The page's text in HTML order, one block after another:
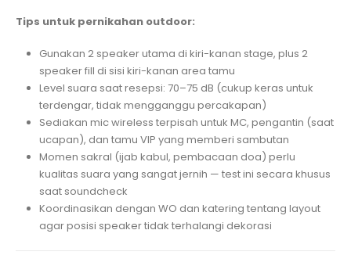
Tips untuk pernikahan outdoor:
Gunakan 2 speaker utama di kiri-kanan stage, plus 2
speaker fill di sisi kiri-kanan area tamu
Level suara saat resepsi: 70–75 dB (cukup keras untuk
terdengar, tidak mengganggu percakapan)
Sediakan mic wireless terpisah untuk MC, pengantin (saat
ucapan), dan tamu VIP yang memberi sambutan
Momen sakral (ijab kabul, pembacaan doa) perlu
kualitas suara yang sangat jernih — test ini secara khusus
saat soundcheck
Koordinasikan dengan WO dan katering tentang layout
agar posisi speaker tidak terhalangi dekorasi